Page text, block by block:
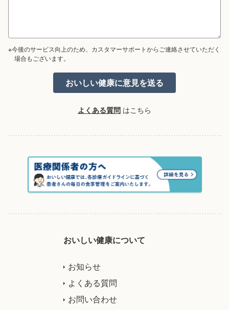
※今後のサービス向上のため、カスタマーサポートからご連絡させていただく
場合もございます。
よくある質問 はこちら
おいしい健康について
お知らせ
よくある質問
お問い合わせ